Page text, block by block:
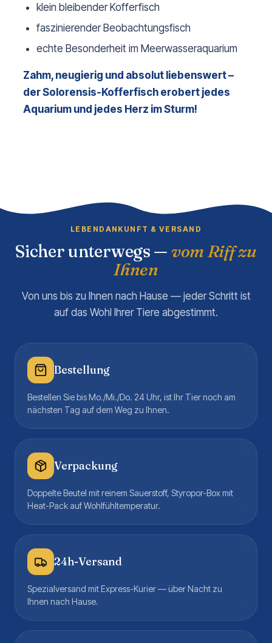
klein bleibender Kofferfisch
faszinierender Beobachtungsfisch
echte Besonderheit im Meerwasseraquarium
Zahm, neugierig und absolut liebenswert –
der Solorensis-Kofferfisch erobert jedes
Aquarium und jedes Herz im Sturm!
LEBENDANKUNFT & VERSAND
Sicher unterwegs — vom Riff zu
Ihnen
Von uns bis zu Ihnen nach Hause — jeder Schritt ist
auf das Wohl Ihrer Tiere abgestimmt.
Bestellung
Bestellen Sie bis Mo./Mi./Do. 24 Uhr, ist Ihr Tier noch am
nächsten Tag auf dem Weg zu Ihnen.
Verpackung
Doppelte Beutel mit reinem Sauerstoff, Styropor-Box mit
Heat-Pack auf Wohlfühltemperatur.
24h-Versand
Spezialversand mit Express-Kurier — über Nacht zu
Ihnen nach Hause.